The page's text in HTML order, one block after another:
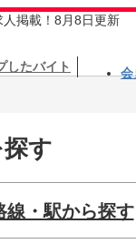
人掲載！8月8日更新
したバイト 会
す
・駅から探す